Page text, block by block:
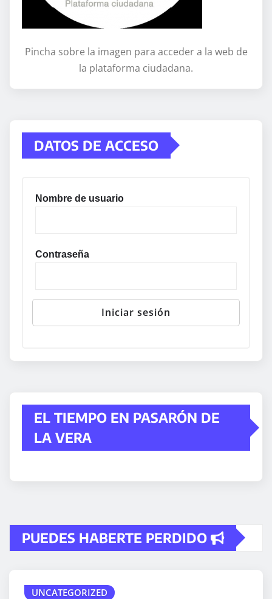
Pincha sobre la imagen para acceder a la web de
la plataforma ciudadana.
DATOS DE ACCESO
Nombre de usuario
Contraseña
EL TIEMPO EN PASARÓN DE
LA VERA
PUEDES HABERTE PERDIDO
UNCATEGORIZED